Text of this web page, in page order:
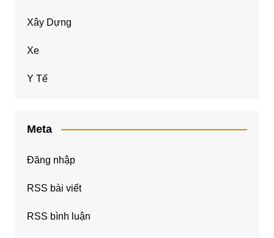
Xây Dựng
Xe
Y Tế
Meta
Đăng nhập
RSS bài viết
RSS bình luận